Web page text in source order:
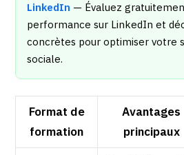
LinkedIn — Évaluez
performance sur LinkedIn et
concrètes pour optimiser votre
sociale.
Format de
formation
Avantages
principaux